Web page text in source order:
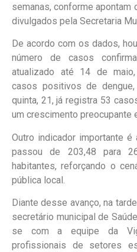
semanas, conforme
divulgados pela Secretaria
De acordo com os dados,
número de casos
atualizado até 14 de
casos positivos de
quinta, 21, já registra 53
um crescimento preocupante
Outro indicador importante é
passou de 203,48 para
habitantes, reforçando o
pública local.
Diante desse avanço, na
secretário municipal de
se com a equipe da
profissionais de setores